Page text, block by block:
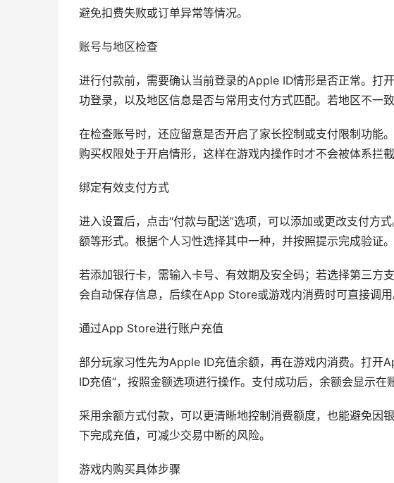
避免扣费失败或订单异常等情况。
账号与地区检查
进行付款前，需要确认当前登录的Apple ID情形是否正常。打
功登录，以及地区信息是否与常用支付方式匹配。若地区不一
在检查账号时，还应留意是否开启了家长控制或支付限制功能
购买权限处于开启情形，这样在游戏内操作时才不会被体系拦截
绑定有效支付方式
进入设置后，点击“付款与配送”选项，可以添加或更改支付方
额等形式。根据个人习性选择其中一种，并按照提示完成验证。
若添加银行卡，需输入卡号、有效期及安全码；若选择第三方
会自动保存信息，后续在App Store或游戏内消费时可直接调用
通过App Store进行账户充值
部分玩家习性先为Apple ID充值余额，再在游戏内消费。打开
ID充值”，按照金额选项进行操作。支付成功后，余额会显示在
采用余额方式付款，可以更清晰地控制消费额度，也能避免因
下完成充值，可减少交易中断的风险。
游戏内购买具体步骤